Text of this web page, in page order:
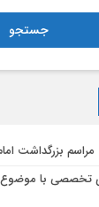
بزرگداشت
تخصصی با